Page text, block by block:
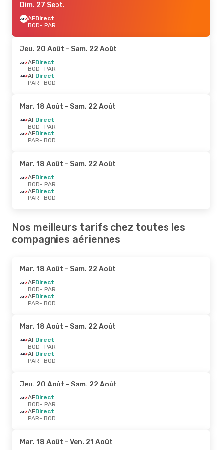
Dim. 27 Sept.
AFDirect
BOD- PAR
Jeu. 20 Août - Sam. 22 Août
AFDirect
BOD- PAR
AFDirect
PAR- BOD
Mar. 18 Août - Sam. 22 Août
AFDirect
BOD- PAR
AFDirect
PAR- BOD
Mar. 18 Août - Sam. 22 Août
AFDirect
BOD- PAR
AFDirect
PAR- BOD
Nos meilleurs tarifs chez toutes les
compagnies aériennes
Mar. 18 Août - Sam. 22 Août
AFDirect
BOD- PAR
AFDirect
PAR- BOD
Mar. 18 Août - Sam. 22 Août
AFDirect
BOD- PAR
AFDirect
PAR- BOD
Jeu. 20 Août - Sam. 22 Août
AFDirect
BOD- PAR
AFDirect
PAR- BOD
Mar. 18 Août - Ven. 21 Août